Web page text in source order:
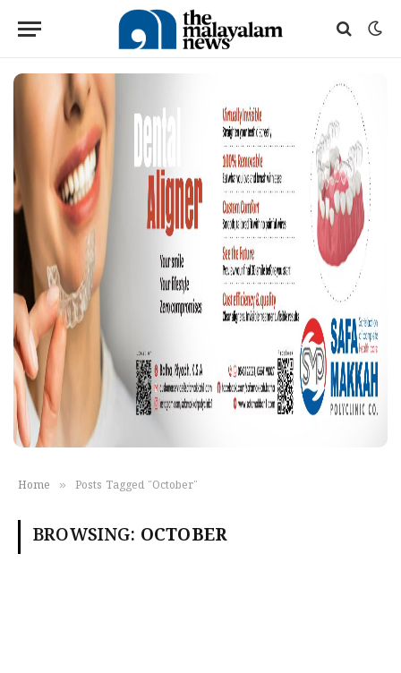
Home » Posts Tagged "October"
BROWSING: OCTOBER